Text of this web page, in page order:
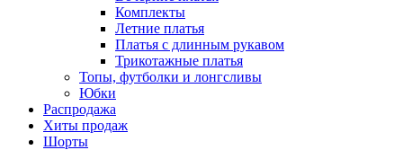
Комплекты
Летние платья
Платья с длинным рукавом
Трикотажные платья
Топы, футболки и лонгсливы
Юбки
Распродажа
Хиты продаж
Шорты